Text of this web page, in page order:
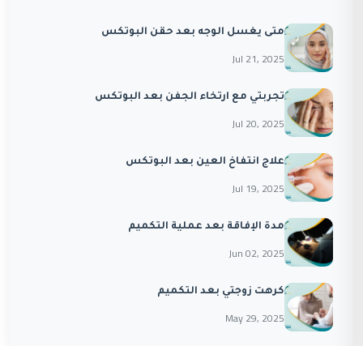
متى يغسل الوجه بعد حقن البوتكس
Jul 21, 2025
تجربتي مع ارتخاء الجفن بعد البوتكس
Jul 20, 2025
علاج انتفاخ العين بعد البوتكس
Jul 19, 2025
مدة الإفاقة بعد عملية التكميم
Jun 02, 2025
كرهت زوجتي بعد التكميم
May 29, 2025